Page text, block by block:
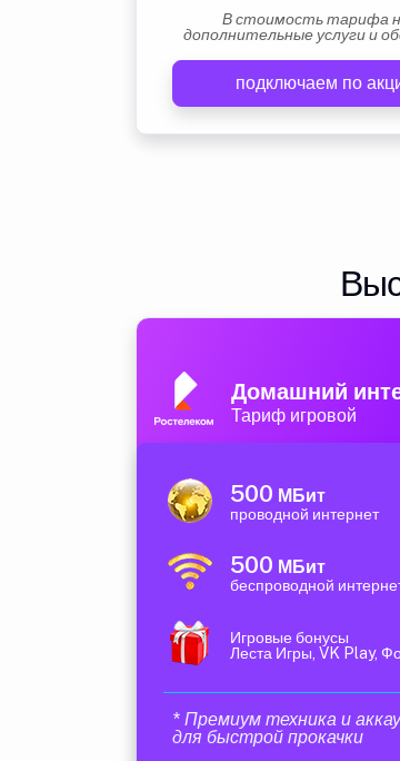
В стоимость тарифа
дополнительные услуги и
подключаем по
Домашний
Тариф игровой
500 МБит
проводной интернет
500 МБит
беспроводной
Игровые бонусы
Леста Игры, VK Play,
* Премиум техника и
для быстрой прокачки